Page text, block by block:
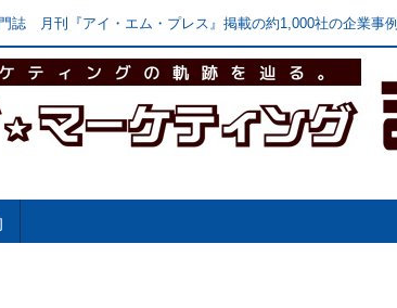
誌 月刊『アイ・エム・プレス』掲載の約1,000社の企業事